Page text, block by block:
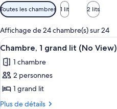
Filtres
disponibles
pour
les
chambres
Toutes les chambres 1 lit 2 lits
Affichage de 24 chambre(s) sur 24
Afficher
toutes
les
photos
pour
ce
5
Chambre, 1 grand lit (No View)
1 chambre
2 personnes
1 grand lit
Plus de détails
Plus